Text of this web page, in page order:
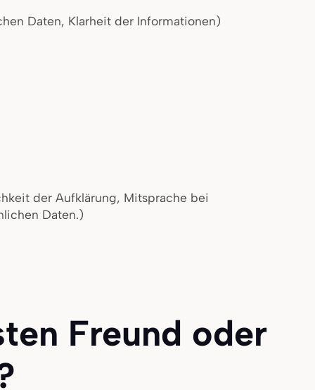
Daten, Klarheit der Informationen)
der Aufklärung, Mitsprache bei
Daten.)
Freund oder